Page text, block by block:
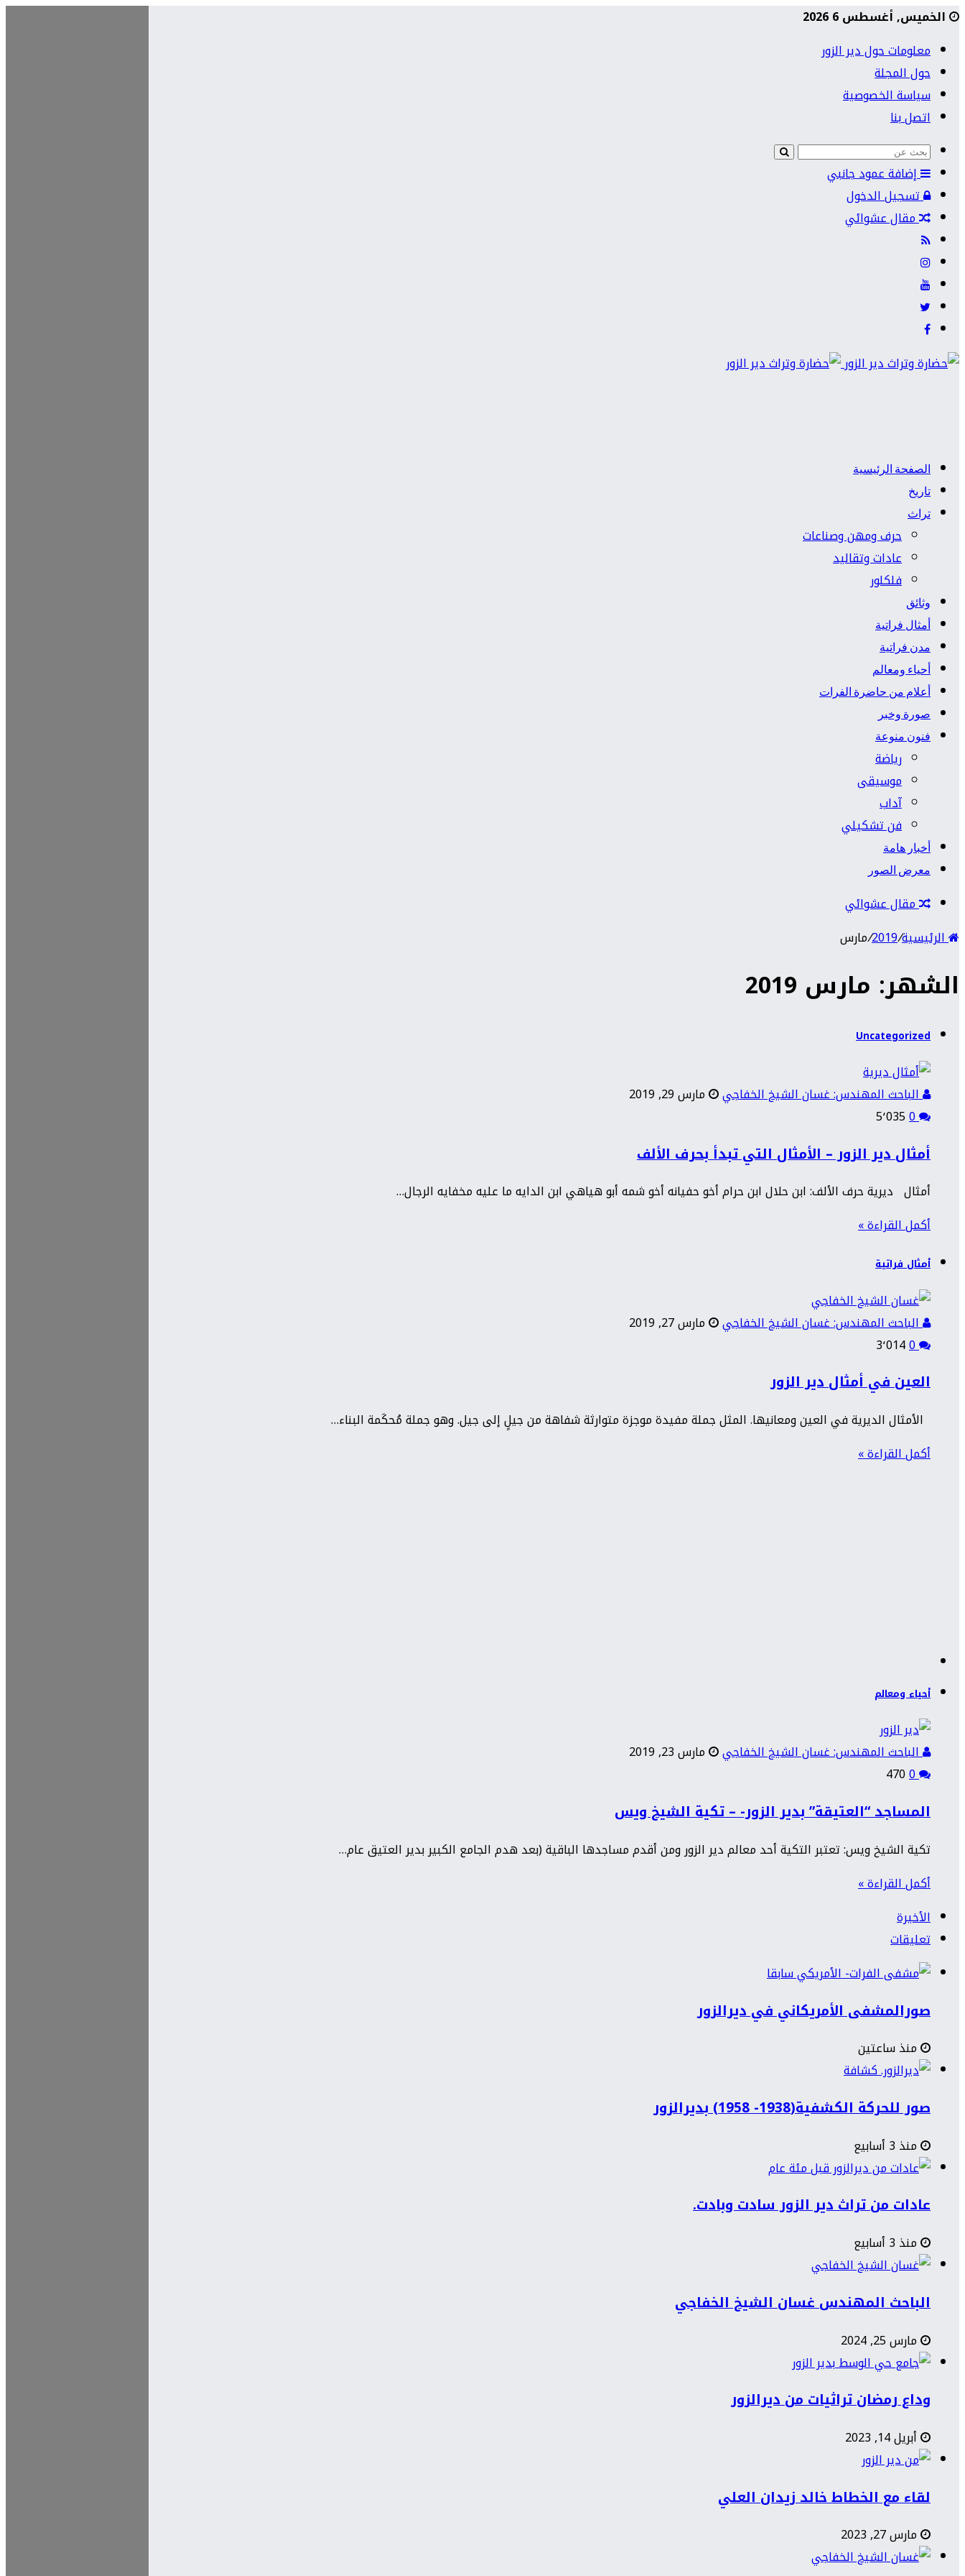
الخميس, أغسطس 6 2026
معلومات حول دير الزور
حول المجلة
سياسة الخصوصية
اتصل بنا
إضافة عمود جانبي
تسجيل الدخول
مقال عشوائي
الصفحة الرئيسية
تاريخ
تراث
حرف ومهن وصناعات
عادات وتقاليد
فلكلور
وثائق
أمثال فراتية
مدن فراتية
أحياء ومعالم
أعلام من حاضرة الفرات
صورة وخبر
فنون منوعة
رياضة
موسيقى
آداب
فن تشكيلي
أخبار هامة
معرض الصور
مقال عشوائي
الرئيسية/
2019
/مارس
الشهر: مارس 2019
Uncategorized
الباحث المهندس: غسان الشيخ الخفاجي
مارس 29, 2019
0
أمثال دير الزور – الأمثال التي تبدأ بحرف الألف
أمثال ديرية حرف الألف: ابن حلال ابن حرام أخو حفيانه أخو شمه أبو هياهي ابن الدايه ما عليه مخفايه الرجال…
أكمل القراءة »
أمثال فراتية
الباحث المهندس: غسان الشيخ الخفاجي
مارس 27, 2019
0
العين في أمثال دير الزور
الأمثال الديرية في العين ومعانيها. المثل جملة مفيدة موجزة متوارثة شفاهة من جيلٍ إلى جيل. وهو جملة مُحكَمة البناء…
أكمل القراءة »
أحياء ومعالم
الباحث المهندس: غسان الشيخ الخفاجي
مارس 23, 2019
0
المساجد “العتيقة” بدير الزور- – تكية الشيخ ويس
تكية الشيخ ويس: تعتبر التكية أحد معالم دير الزور ومن أقدم مساجدها الباقية (بعد هدم الجامع الكبير بدير العتيق عام…
أكمل القراءة »
الأخيرة
تعليقات
صورالمشفى الأمريكاني في ديرالزور
منذ ساعتين
صور للحركة الكشفية(1938- 1958) بديرالزور
منذ 3 أسابيع
عادات من تراث دير الزور سادت وبادت.
منذ 3 أسابيع
الباحث المهندس غسان الشيخ الخفاجي
مارس 25, 2024
وداع رمضان تراثيات من ديرالزور
أبريل 14, 2023
لقاء مع الخطاط خالد زيدان العلي
مارس 27, 2023